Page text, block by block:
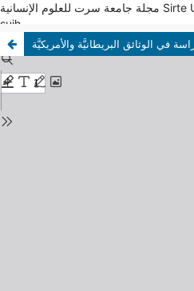
مجلة جامعة سرت للعلوم الإنسانية Sirte University Journal of Humanities
sujh